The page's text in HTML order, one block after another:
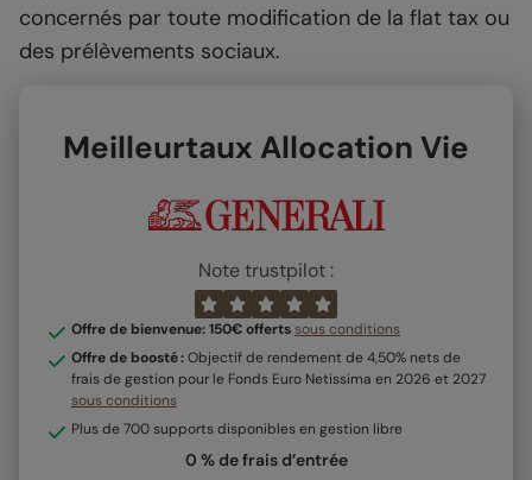
concernés par toute modification de la flat tax ou
des prélèvements sociaux.
Meilleurtaux Allocation Vie
Note trustpilot :
Offre de bienvenue: 150€ offertssous conditions
Offre de boosté :Objectif de rendement de 4,50% nets de
frais de gestion pour le Fonds Euro Netissima en 2026 et 2027
sous conditions
Plus de 700 supports disponibles en gestion libre
0 % de frais d’entrée